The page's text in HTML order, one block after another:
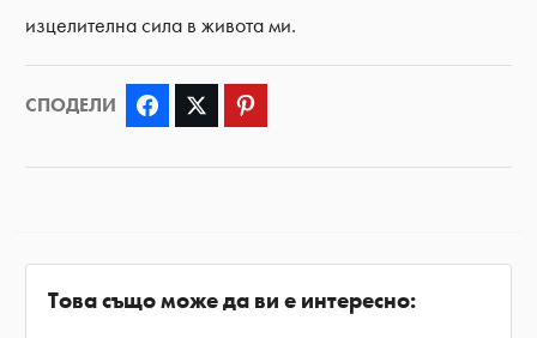
изцелителна сила в живота ми.
СПОДЕЛИ Facebook Twitter
Това също може да ви е интересно: